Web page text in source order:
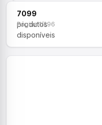
7099
produtos
disponíveis
Página 1/296